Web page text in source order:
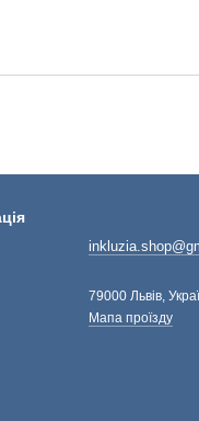
79000 Львів,
Мапа проїзду